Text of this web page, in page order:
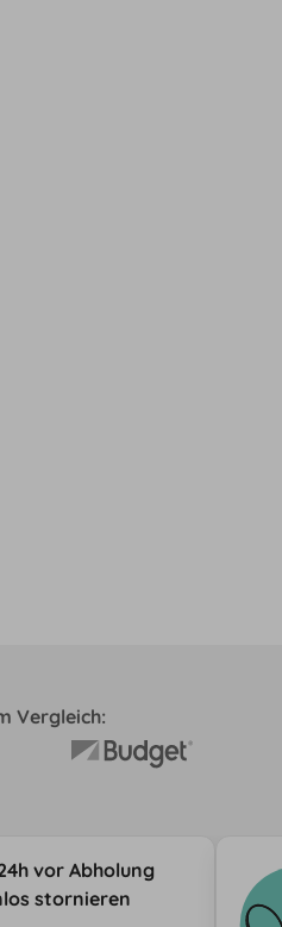
Vergleich:
vor Abholung
stornieren